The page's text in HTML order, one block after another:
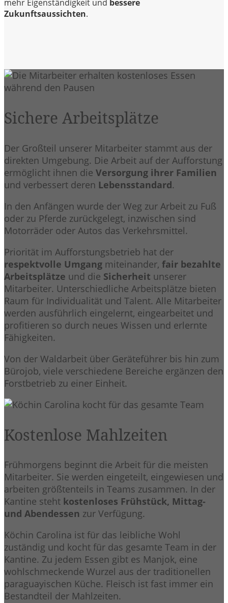
mehr Eigenständigkeit und bessere
Zukunftsaussichten.
Sichere Arbeitsplätze
Der Großteil unserer Mitarbeiter stammt aus der
direkten Umgebung. Die Arbeit auf der Aufforstung
ermöglicht ihnen die Versorgung ihrer Familien
und verbessert deren Lebensstandard.
In den Anfängen wurde der Weg zur Arbeit zu Fuß
oder zu Pferde zurückgelegt, inzwischen sind
Motorräder oder Autos das Verkehrsmittel.
Priorität im Aufforstungsbetrieb hat der
respektvolle Umgang miteinander, fair bezahlte
Arbeitsplätze und die Sicherheit unserer
Mitarbeiter. Unterschiedliche Arbeitsplätze bieten
Raum für Individualität und Talent. Alle Mitarbeiter
werden ausführlich eingelernt, eingearbeitet und
profitieren so durch neues Wissen und erlernte
Fähigkeiten.
Von der Waldarbeit über Geräteführer bis hin zum
Bürojob, viele verschiedene Bereiche ergänzen den
Forstbetrieb zu einer Einheit.
Kostenlose Mahlzeiten
Frühmorgens beginnt die Arbeit für die meisten
Mitarbeiter. Sie werden eingeteilt, eingewiesen und
arbeiten größtenteils in Teams zusammen. In der
Kantine steht kostenloses Frühstück, Mittag-
und Abendessen zur Verfügung.
Köchin Carolina ist für das leibliche Wohl
zuständig und kocht für das gesamte Team in der
Kantine. Zu jedem Essen gibt es Manjok, eine
wohlschmeckende Wurzel aus der traditionellen
paraguayischen Küche. Fleisch ist fast immer ein
Bestandteil der Mahlzeiten.